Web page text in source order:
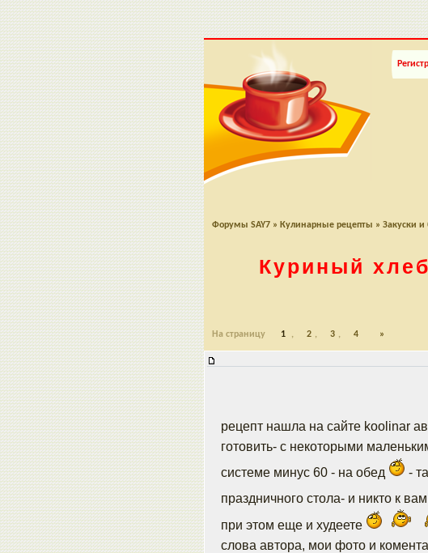
Форумы SAY7 » Кулинарные рецепты » Закуски и
Куриный
На страницу 1 , 2 , 3 , 4 »
рецепт нашла на сайте koolinar
готовить- с некоторыми
системе минус 60 - на обед
-
праздничного стола- и никто к
при этом еще и худеете
слова автора, мои фото и